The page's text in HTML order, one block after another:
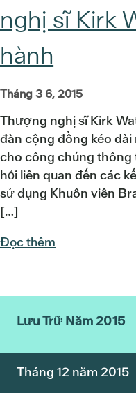
nghị sĩ Kirk
hành
Tháng 3 6, 2015
Thượng nghị sĩ Kirk
đàn cộng đồng kéo
cho công chúng thông
hỏi liên quan đến các
sử dụng Khuôn viên
[…]
Đọc thêm
Lưu Trữ Năm 2015
Tháng 12 năm 2015